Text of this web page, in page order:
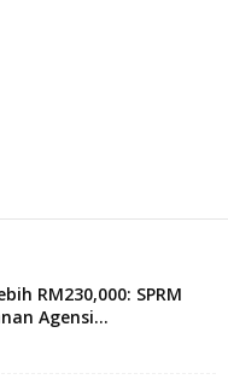
RM230,000: SPRM
Agensi...